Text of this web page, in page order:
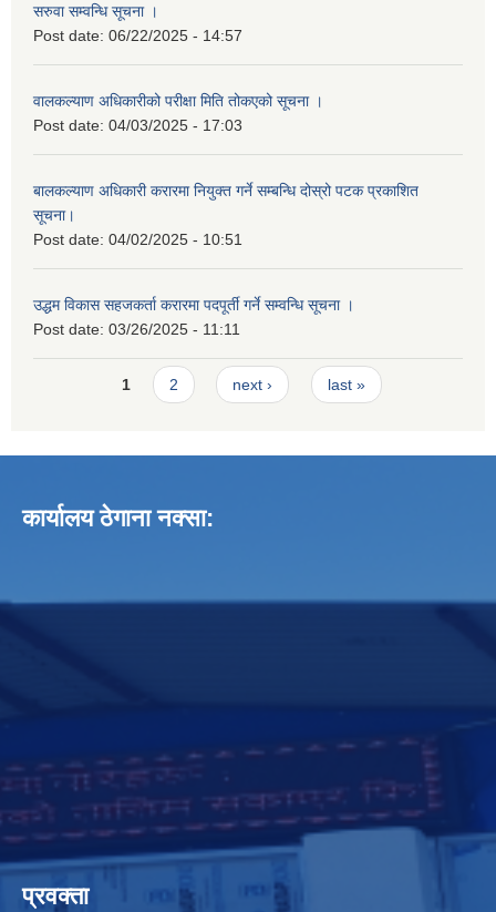
सरुवा सम्वन्धि सूचना ।
Post date: 06/22/2025 - 14:57
वालकल्याण अधिकारीको परीक्षा मिति तोकएको सूचना ।
Post date: 04/03/2025 - 17:03
बालकल्याण अधिकारी करारमा नियुक्त गर्ने सम्बन्धि दोस्रो पटक प्रकाशित
सूचना।
Post date: 04/02/2025 - 10:51
उद्धम विकास सहजकर्ता करारमा पदपूर्ती गर्ने सम्वन्धि सूचना ।
Post date: 03/26/2025 - 11:11
Pages1 2 next › last »
कार्यालय ठेगाना नक्सा:
प्रवक्ता